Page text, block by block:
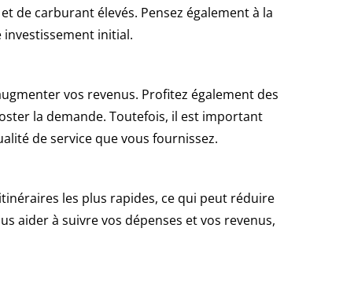
de carburant élevés. Pensez également à la
initial.
vos revenus. Profitez également des
la demande. Toutefois, il est important
de service que vous fournissez.
les plus rapides, ce qui peut réduire
aider à suivre vos dépenses et vos revenus,